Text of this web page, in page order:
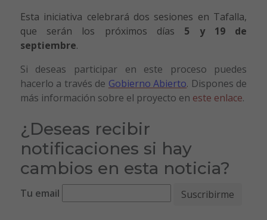
Esta iniciativa celebrará dos sesiones en Tafalla,
que serán los próximos días 5 y 19 de
septiembre.
Si deseas participar en este proceso puedes
hacerlo a través de Gobierno Abierto. Dispones de
más información sobre el proyecto en este enlace.
¿Deseas recibir
notificaciones si hay
cambios en esta noticia?
Tu email